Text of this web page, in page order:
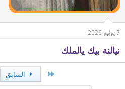
7 يوليو 2026
نيالنة بيك يالملك
السابق